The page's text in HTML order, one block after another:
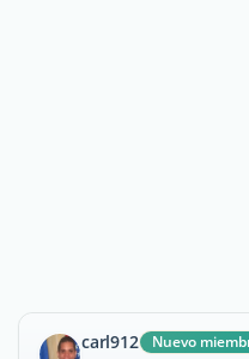
carl912 Nuevo